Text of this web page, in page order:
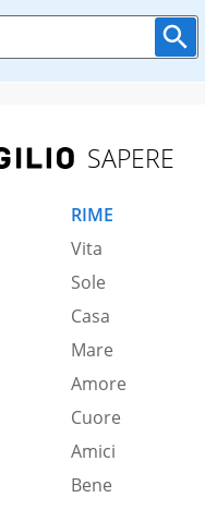
SAPERE
RIME
Vita
Sole
Casa
Mare
Amore
Cuore
Amici
Bene